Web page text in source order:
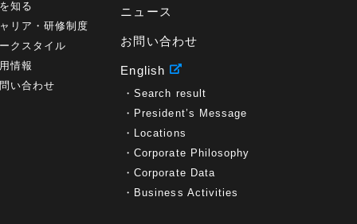
知る
リア・研修制度
クスタイル
情報
い合わせ
ニュース
お問い合わせ
English
Search result
President’s Message
Locations
Corporate Philosophy
Corporate Data
Business Activities